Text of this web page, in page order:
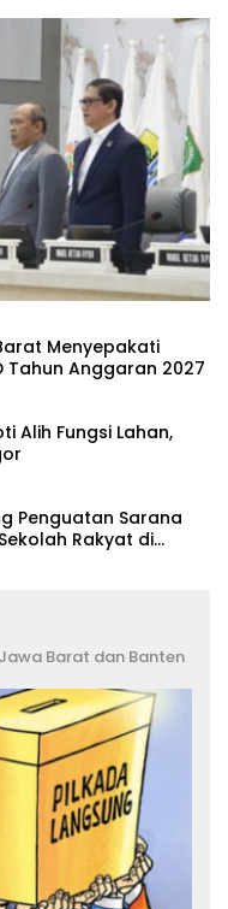
Menyepakati
Tahun Anggaran 2027
Alih Fungsi Lahan,
Penguatan Sarana
Rakyat di
Barat dan Banten